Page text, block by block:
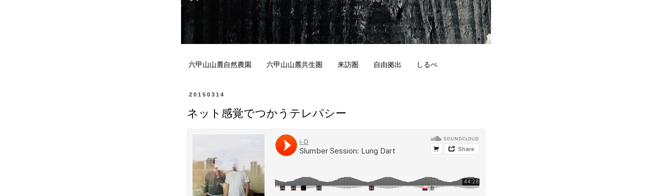
六甲山山麓自然農園 六甲山山麓共生圏 来訪圏 自由拠出 しるべ
20150314
ネット感覚でつかうテレパシー